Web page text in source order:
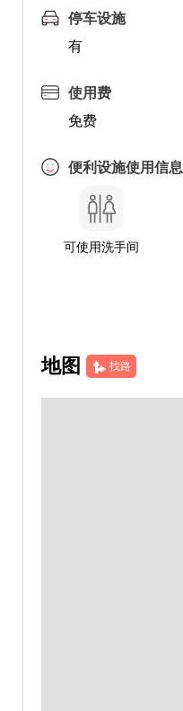
停车设施
有
使用费
免费
便利设施使用信息
可使用洗手间
地图 找路